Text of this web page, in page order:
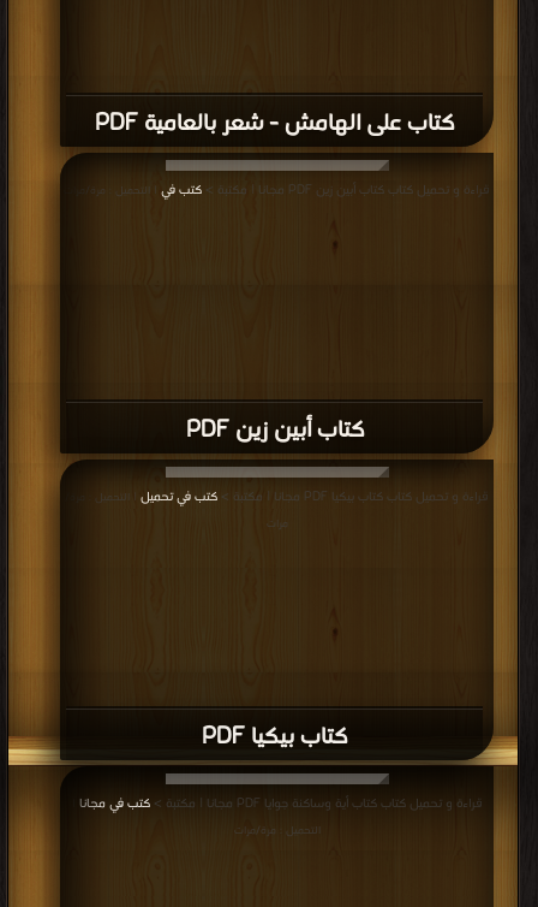
كتاب على الهامش - شعر بالعامية PDF
كتاب أبين زين PDF
قراءة و تحميل كتاب كتاب أبين زين PDF مجانا | مكتبة > كتب في | التحميل : مرة/مرات
كتاب بيكيا PDF
قراءة و تحميل كتاب كتاب بيكيا PDF مجانا | مكتبة > كتب في تحميل | التحميل : مرة/
مرات
قراءة و تحميل كتاب كتاب أية وساكنة جوايا PDF مجانا | مكتبة > كتب في مجانا
التحميل : مرة/مرات